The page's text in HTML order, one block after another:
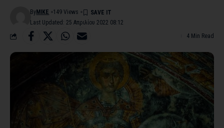
Last Updated: 25 Απριλίου 2022 08:12
By MIKE 149 Views
4 Min Read